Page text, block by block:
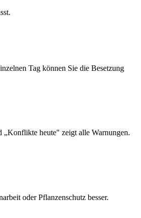
Tag können Sie die Besetzung
„Konflikte heute" zeigt alle Warnungen.
oder Pflanzenschutz besser.